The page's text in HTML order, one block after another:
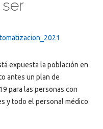
expuesta la población en
antes un plan de
para las personas con
y todo el personal médico